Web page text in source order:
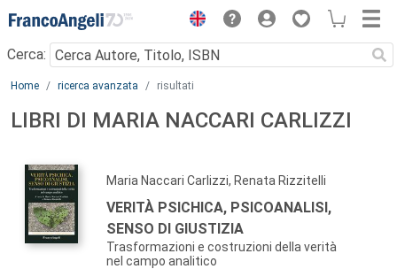
Menu
Cerca:
Main content
Home ricerca avanzata risultati
LIBRI DI MARIA NACCARI CARLIZZI
Maria Naccari Carlizzi, Renata Rizzitelli
VERITÀ PSICHICA, PSICOANALISI,
SENSO DI GIUSTIZIA
Trasformazioni e costruzioni della verità
nel campo analitico